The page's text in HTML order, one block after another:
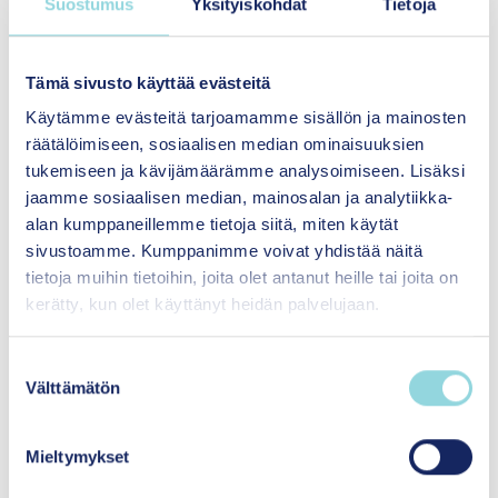
Tämä sivusto käyttää evästeitä
Käytämme evästeitä tarjoamamme sisällön ja mainosten
räätälöimiseen, sosiaalisen median ominaisuuksien
tukemiseen ja kävijämäärämme analysoimiseen. Lisäksi
jaamme sosiaalisen median, mainosalan ja analytiikka-
alan kumppaneillemme tietoja siitä, miten käytät
sivustoamme. Kumppanimme voivat yhdistää näitä
tietoja muihin tietoihin, joita olet antanut heille tai joita on
kerätty, kun olet käyttänyt heidän palvelujaan.
Välttämätön
Mieltymykset
panelistien mielestä kannatettava ajatus.
Uudistettu oppivelvollisuus, joka saavuttaa
jatkossa koko väestön joko ammatillisen tai
lukiokoulutuksen kautta, tarjoaa väylän
seksuaali- ja lisääntymisterveystiedon
tarjoamiseen kattavasti nuorille. Tätä
kansallisesti hoitava hallinnollinen instanssi voisi
huolehtia siitä, että hedelmällisyyteen liittyvää
erityisavustaja
webinaarissa esiin myös työterveyshuollon,
jossa voisi jatkossa olla mahdollisuus käydä läpi
perheellistymissuunnitelmia ja tarvittaessa